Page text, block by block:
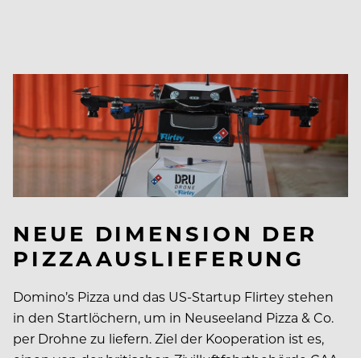
NEUE DIMENSION DER
PIZZAAUSLIEFERUNG
Domino’s Pizza und das US-Startup Flirtey stehen
in den Startlöchern, um in Neuseeland Pizza & Co.
per Drohne zu liefern. Ziel der Kooperation ist es,